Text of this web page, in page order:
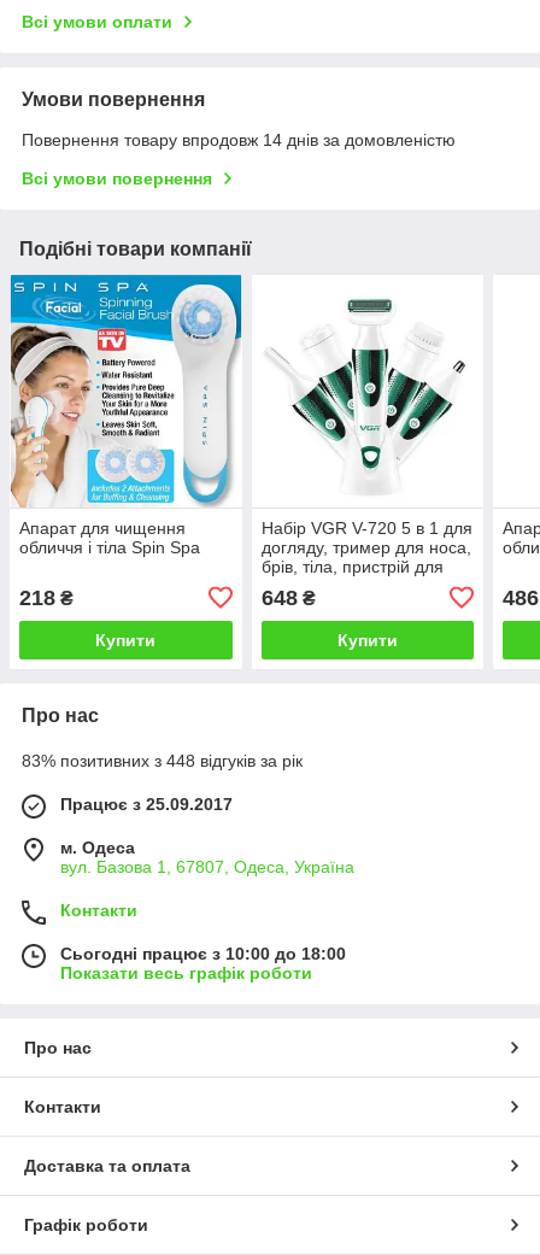
Всі умови оплати
Умови повернення
Повернення товару впродовж 14 днів за домовленістю
Всі умови повернення
Подібні товари компанії
Апарат для чищення
обличчя і тіла Spin Spa
218 ₴
Купити
Набір VGR V-720 5 в 1 для
догляду, тример для носа,
брів, тіла, пристрій для
масажер
648₴
Купити
486
Про нас
83% позитивних з 448 відгуків за рік
Працює з 25.09.2017
м. Одеса
вул. Базова 1, 67807, Одеса, Україна
Контакти
Сьогодні працює з 10:00 до 18:00
Показати весь графік роботи
Про нас
Контакти
Доставка та оплата
Графік роботи